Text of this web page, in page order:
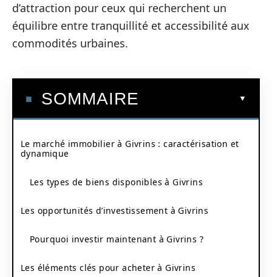
d’attraction pour ceux qui recherchent un
équilibre entre tranquillité et accessibilité aux
commodités urbaines.
SOMMAIRE
Le marché immobilier à Givrins : caractérisation et
dynamique
Les types de biens disponibles à Givrins
Les opportunités d’investissement à Givrins
Pourquoi investir maintenant à Givrins ?
Les éléments clés pour acheter à Givrins